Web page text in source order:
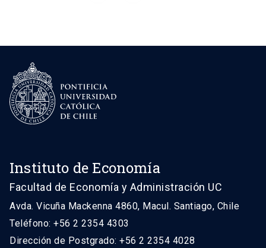
Instituto de Economía
Facultad de Economía y Administración UC
Avda. Vicuña Mackenna 4860, Macul. Santiago, Chile
Teléfono: +56 2 2354 4303
Dirección de Postgrado: +56 2 2354 4028